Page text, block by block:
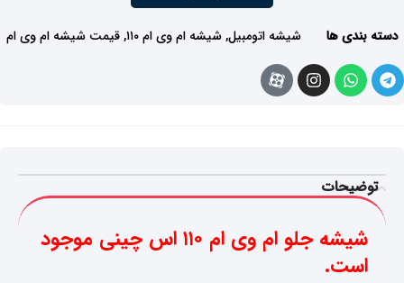
دسته بندی ها شیشه اتومبیل,شیشه ام وی ام ۱۱۰ ,قیمت شیشه ام وی ام
توضیحات
شیشه جلو ام وی ام ۱۱۰ اس چینی موجود
است.